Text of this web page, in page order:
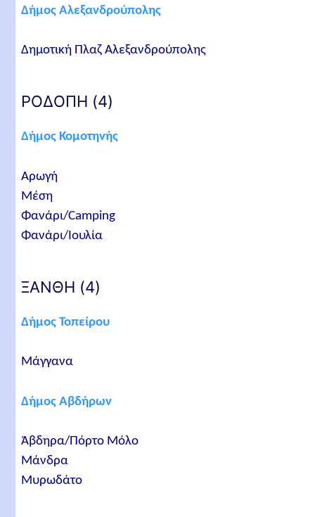
ΚΩΣ (1)
Πώς ξεκίνησε το πρόγραμμα Γαλάζια Σημαία
Δήμος Αλεξανδρούπολης
Δημοτική Πλαζ Αλεξανδρούπολης
ΡΟΔΟΠΗ (4)
Δήμος Κομοτηνής
Αρωγή
Μέση
Φανάρι/Camping
Φανάρι/Ιουλία
ΞΑΝΘΗ (4)
Δήμος Τοπείρου
Μάγγανα
Δήμος Αβδήρων
Άβδηρα/Πόρτο Μόλο
Μάνδρα
Μυρωδάτο